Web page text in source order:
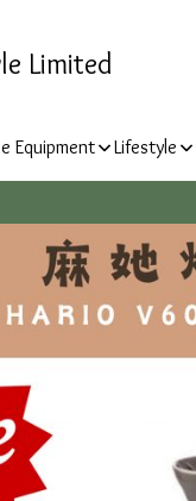
Limited
Equipment Lifestyle